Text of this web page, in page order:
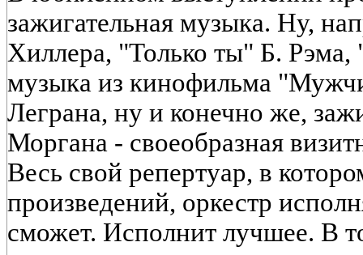
зажигательная музыка. Ну,
Хиллера, "Только ты" Б. Рэма,
музыка из кинофильма
Леграна, ну и конечно же,
Моргана - своеобразная
Весь свой репертуар, в
произведений, оркестр
сможет. Исполнит лучшее. В